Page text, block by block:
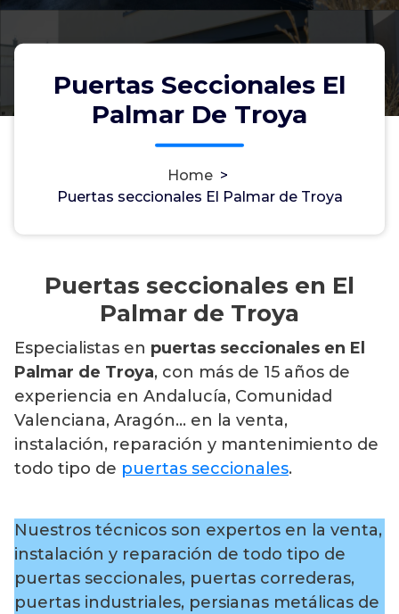
Puertas Seccionales El
Palmar De Troya
Home >
Puertas seccionales El Palmar de Troya
Puertas seccionales en El
Palmar de Troya
Especialistas en puertas seccionales en El
Palmar de Troya, con más de 15 años de
experiencia en Andalucía, Comunidad
Valenciana, Aragón… en la venta,
instalación, reparación y mantenimiento de
todo tipo de puertas seccionales.
Nuestros técnicos son expertos en la venta,
instalación y reparación de todo tipo de
puertas seccionales, puertas correderas,
puertas industriales, persianas metálicas de